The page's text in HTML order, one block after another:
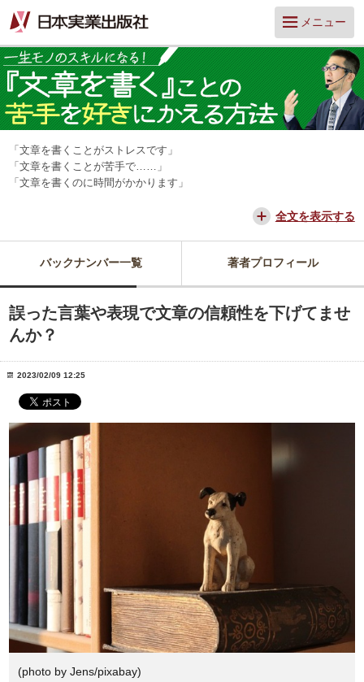
メニュー
「文章を書くことがストレスです」
「文章を書くことが苦手で……」
「文章を書くのに時間がかかります」
し、文章を書けるかどうかは、仕事の成果や周囲の評価に大きく関わり
も文章ってどう書けばいいんですか？』を著書にもつ、山口拓朗さんで
経験した中から導き出した、「書くことが嫌い」を「書くことが好き」
へと変える、文章作成のコツを教えてもらいます。
全文を表示する
バックナンバー一覧 著者プロフィール
誤った言葉や表現で文章の信頼性を下げてませ
んか？
2023/02/09 12:25
(photo by Jens/pixabay)